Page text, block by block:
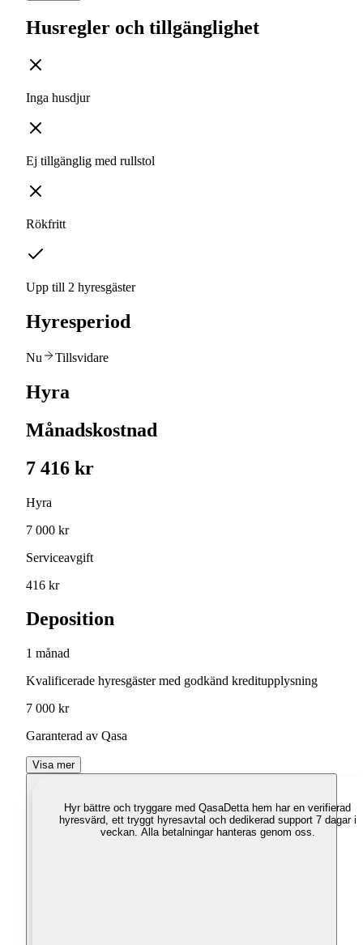
Husregler och tillgänglighet
Inga husdjur
Ej tillgänglig med rullstol
Rökfritt
Upp till 2 hyresgäster
Hyresperiod
Nu Tillsvidare
Hyra
Månadskostnad
7 416 kr
Hyra
7 000 kr
Serviceavgift
416 kr
Deposition
1 månad
Kvalificerade hyresgäster med godkänd kreditupplysning
7 000 kr
Garanterad av Qasa
Visa mer
Hyr bättre och tryggare med QasaDetta hem har en verifierad
hyresvärd, ett tryggt hyresavtal och dedikerad support 7 dagar i
veckan. Alla betalningar hanteras genom oss.